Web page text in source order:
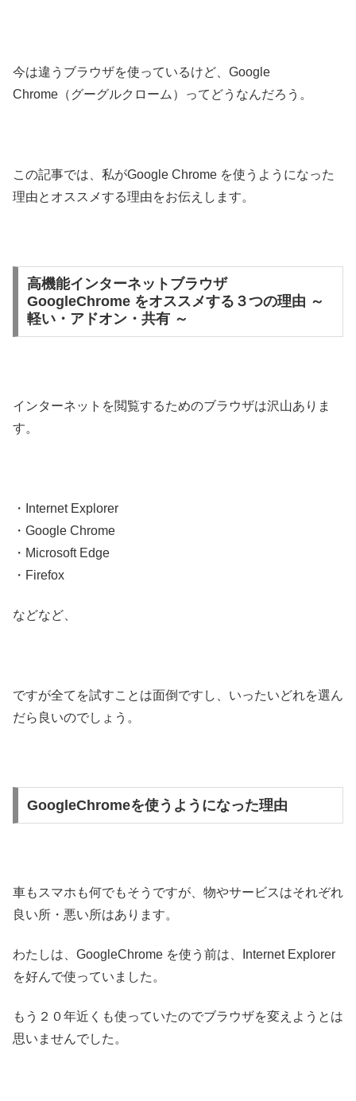
今は違うブラウザを使っているけど、Google
Chrome（グーグルクローム）ってどうなんだろう。
この記事では、私がGoogle Chrome を使うようになった
理由とオススメする理由をお伝えします。
高機能インターネットブラウザ
GoogleChrome をオススメする３つの理由 ～
軽い・アドオン・共有 ～
インターネットを閲覧するためのブラウザは沢山ありま
す。
・Internet Explorer
・Google Chrome
・Microsoft Edge
・Firefox
などなど、
ですが全てを試すことは面倒ですし、いったいどれを選ん
だら良いのでしょう。
GoogleChromeを使うようになった理由
車もスマホも何でもそうですが、物やサービスはそれぞれ
良い所・悪い所はあります。
わたしは、GoogleChrome を使う前は、Internet Explorer
を好んで使っていました。
もう２０年近くも使っていたのでブラウザを変えようとは
思いませんでした。